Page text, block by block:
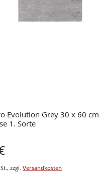
Evolution Grey 30 x 60 cm
1. Sorte
, zzgl. Versandkosten